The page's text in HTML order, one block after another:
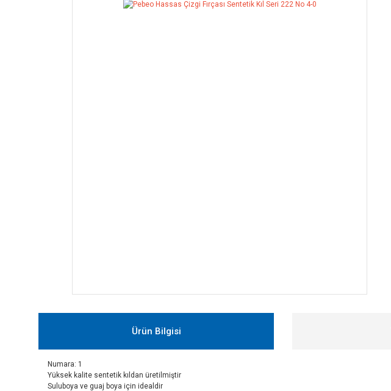
Ürün Bilgisi
Numara: 1
Yüksek kalite sentetik kıldan üretilmiştir
Suluboya ve guaj boya için idealdir